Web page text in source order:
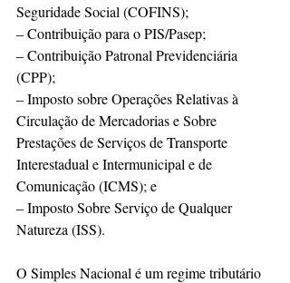
Seguridade Social (COFINS);
– Contribuição para o PIS/Pasep;
– Contribuição Patronal Previdenciária
(CPP);
– Imposto sobre Operações Relativas à
Circulação de Mercadorias e Sobre
Prestações de Serviços de Transporte
Interestadual e Intermunicipal e de
Comunicação (ICMS); e
– Imposto Sobre Serviço de Qualquer
Natureza (ISS).
O Simples Nacional é um regime tributário